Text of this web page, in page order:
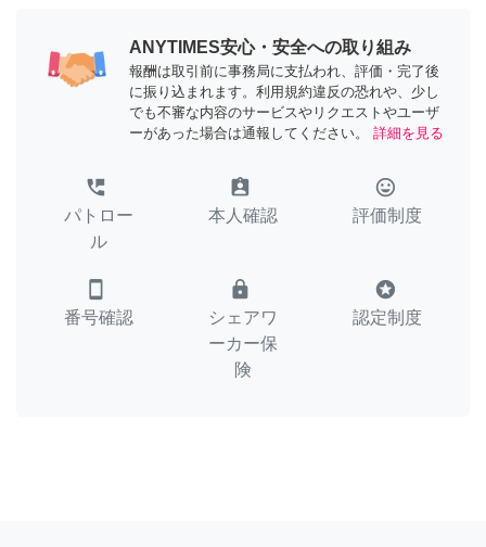
ANYTIMES安心・安全への取り組み
報酬は取引前に事務局に支払われ、評価・完了後
に振り込まれます。利用規約違反の恐れや、少し
でも不審な内容のサービスやリクエストやユーザ
ーがあった場合は通報してください。
詳細を見る
perm_phone_msg
パトロー
ル
assignment_ind
本人確認
tag_faces
評価制度
smartphone
番号確認
lock
シェアワ
ーカー保
険
stars
認定制度